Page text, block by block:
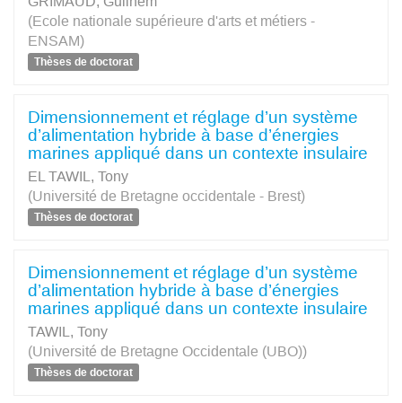
(Ecole nationale supérieure d'arts et métiers -
ENSAM)
Thèses de doctorat
Dimensionnement et réglage d’un système
d’alimentation hybride à base d’énergies
marines appliqué dans un contexte insulaire
EL TAWIL, Tony
(Université de Bretagne occidentale - Brest)
Thèses de doctorat
Dimensionnement et réglage d’un système
d’alimentation hybride à base d’énergies
marines appliqué dans un contexte insulaire
TAWIL, Tony
(Université de Bretagne Occidentale (UBO))
Thèses de doctorat